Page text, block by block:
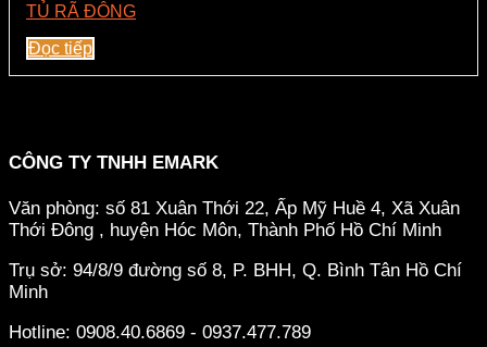
TỦ RÃ ĐÔNG
Đọc tiếp
CÔNG TY TNHH EMARK
Văn phòng: số 81 Xuân Thới 22, Ấp Mỹ Huề 4, Xã Xuân
Thới Đông , huyện Hóc Môn, Thành Phố Hồ Chí Minh
Trụ sở: 94/8/9 đường số 8, P. BHH, Q. Bình Tân Hồ Chí
Minh
Hotline: 0908.40.6869 - 0937.477.789